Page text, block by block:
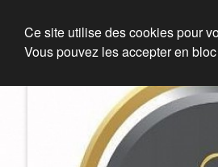
Ce site utilise des cookies pour
Vous pouvez les accepter en